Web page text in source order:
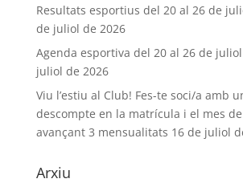
Resultats esportius del 20 al 26 de
de juliol de 2026
Agenda esportiva del 20 al 26 de
juliol de 2026
Viu l’estiu al Club! Fes-te soci/a amb
descompte en la matrícula i el mes
avançant 3 mensualitats 16 de juliol
Arxiu